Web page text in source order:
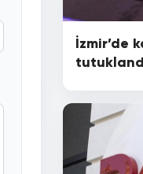
İzmir’de